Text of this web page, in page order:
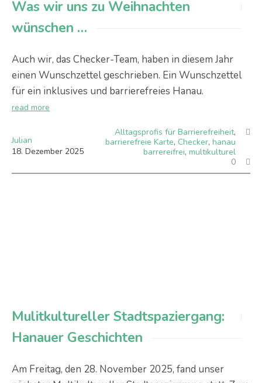
Was wir uns zu Weihnachten
wünschen …
Auch wir, das Checker-Team, haben in diesem Jahr
einen Wunschzettel geschrieben. Ein Wunschzettel
für ein inklusives und barrierefreies Hanau.
read more
Julian
18. Dezember 2025
Alltagsprofis für Barrierefreiheit,
barrierefreie Karte, Checker, hanau
barrereifrei, multikulturel
0
Mulitkultureller Stadtspaziergang:
Hanauer Geschichten
Am Freitag, den 28. November 2025, fand unser